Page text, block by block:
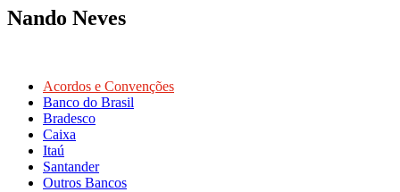
Nando Neves
Acordos e Convenções
Banco do Brasil
Bradesco
Caixa
Itaú
Santander
Outros Bancos